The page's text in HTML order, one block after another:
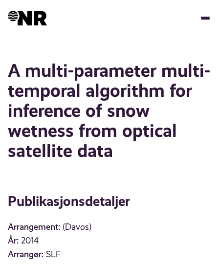
A multi-parameter multi-
temporal algorithm for
inference of snow
wetness from optical
satellite data
Publikasjonsdetaljer
Arrangement: (Davos)
År: 2014
Arrangør: SLF